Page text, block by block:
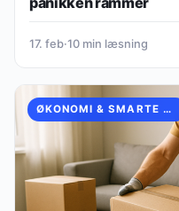
17. feb·10 min læsning
ØKONOMI & SMARTE HVERDAGSVALG